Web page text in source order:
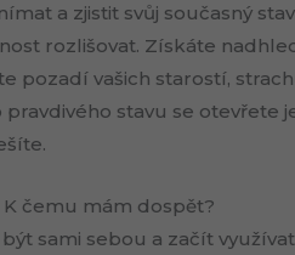
a zjistit svůj současný
rozlišovat. Získáte
pozadí vašich starostí,
stavu se otevřete
K čemu mám dospět?
sami sebou a začít